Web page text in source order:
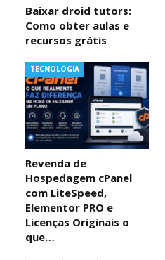
Baixar droid tutors:
Como obter aulas e
recursos grátis
TECNOLOGIA
Revenda de
Hospedagem cPanel
com LiteSpeed,
Elementor PRO e
Licenças Originais o
que…